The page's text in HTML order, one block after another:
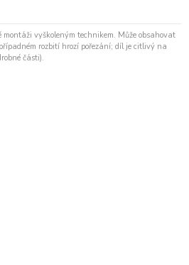
vyškoleným technikem. Může obsahovat
rozbití hrozí pořezání; díl je citlivý na
části).